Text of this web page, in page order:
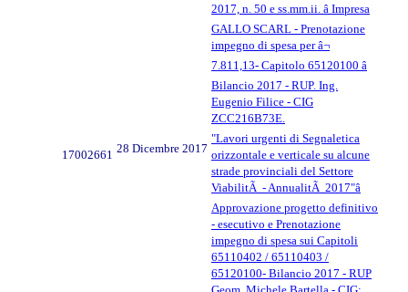
2017, n. 50 e ss.mm.ii. â Impresa
GALLO SCARL - Prenotazione
impegno di spesa per â¬
7.811,13- Capitolo 65120100 â
Bilancio 2017 - RUP. Ing.
Eugenio Filice - CIG
ZCC216B73E.
17002661 28 Dicembre 2017
"Lavori urgenti di Segnaletica
orizzontale e verticale su alcune
strade provinciali del Settore
ViabilitÃ - AnnualitÃ 2017"â
Approvazione progetto definitivo
- esecutivo e Prenotazione
impegno di spesa sui Capitoli
65110402 / 65110403 /
65120100- Bilancio 2017 - RUP